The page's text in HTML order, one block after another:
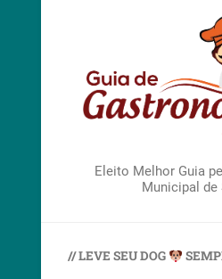
Eleito Melhor Guia
Municipal de
// LEVE SEU DOG